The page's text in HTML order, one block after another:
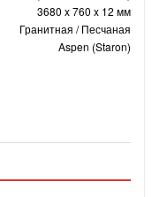
3680 x 760 x 12 мм
Гранитная / Песчаная
Aspen (Staron)